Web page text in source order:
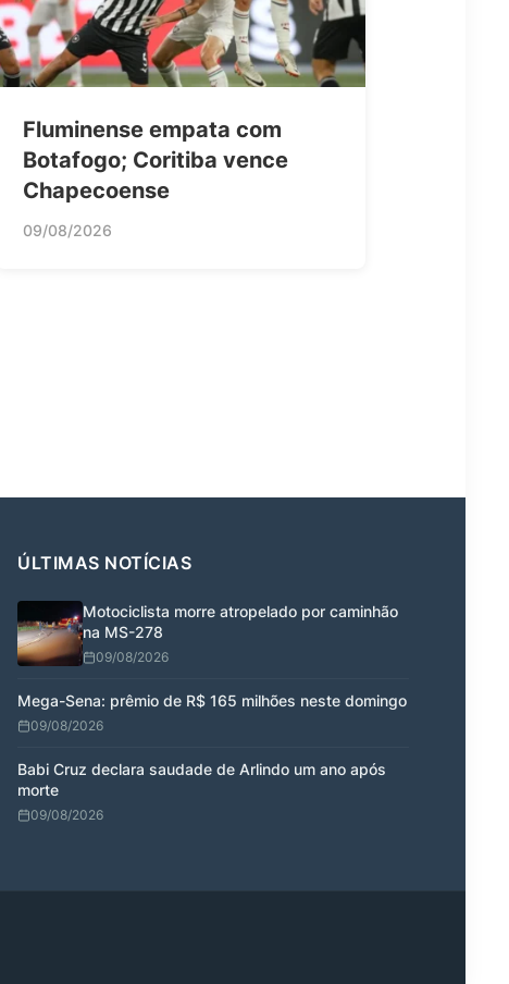
Fluminense empata com
Botafogo; Coritiba vence
Chapecoense
09/08/2026
ÚLTIMAS NOTÍCIAS
Motociclista morre atropelado por caminhão
na MS-278
09/08/2026
Mega-Sena: prêmio de R$ 165 milhões neste domingo
09/08/2026
Babi Cruz declara saudade de Arlindo um ano após
morte
09/08/2026